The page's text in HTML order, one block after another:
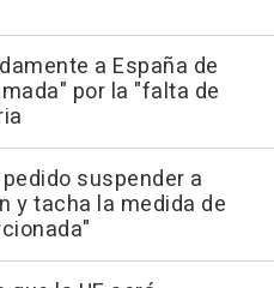
a España de
por la "falta de
suspender a
y tacha la medida de